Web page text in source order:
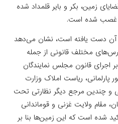
زمین، بکر و بایر قلمداد شده
غصب شده است.
آن دست یافته است، نشان می‌دهد
مختلف قانونی از جمله
قانون مجلس نمایندگان
پارلمانی، ریاست املاک وزارت
و چندین مرجع دیگر نظارتی تحت
مقام ولایت غزنی و قوماندانی
شده است که این زمین‌ها بنا بر